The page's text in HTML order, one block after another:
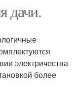
дачи.
электричества
более